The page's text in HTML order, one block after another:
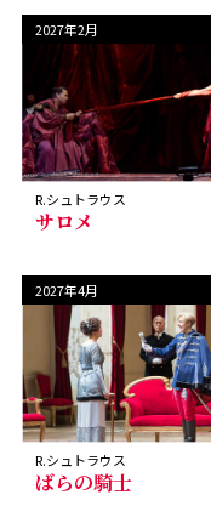
2027年2月
R.シュトラウス
サロメ
2027年4月
R.シュトラウス
ばらの騎士